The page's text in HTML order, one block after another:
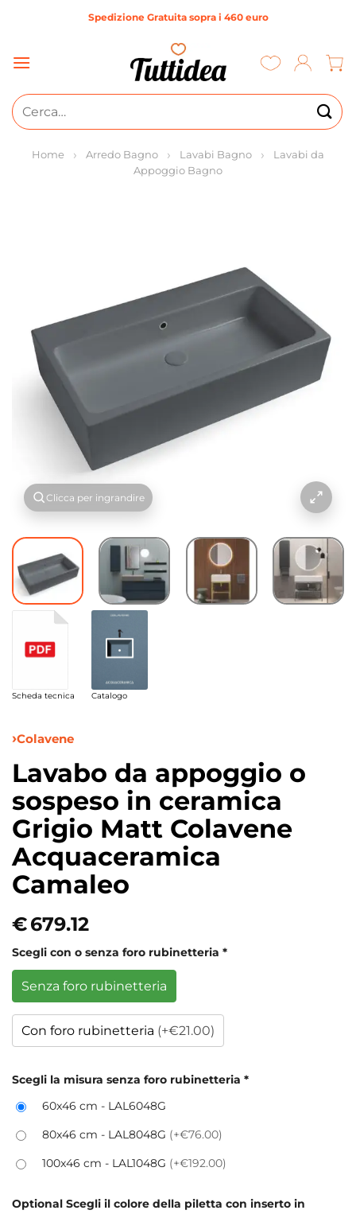
Spedizione Gratuita sopra i 460 euro
Cerca:
Home Arredo Bagno Lavabi Bagno
Lavabi da
Appoggio Bagno
Clicca per ingrandire
Scheda tecnica Catalogo
Colavene
Lavabo da appoggio o
sospeso in ceramica
Grigio Matt Colavene
Acquaceramica
Camaleo
€679.12
Scegli con o senza foro rubinetteria *
Senza foro rubinetteria
Con foro rubinetteria (+€21.00)
Scegli la misura senza foro rubinetteria *
60x46 cm - LAL6048G
80x46 cm - LAL8048G (+€76.00)
100x46 cm - LAL1048G (+€192.00)
Optional Scegli il colore della piletta con inserto in